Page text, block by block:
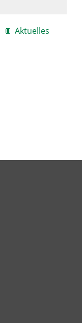
Aktuelles